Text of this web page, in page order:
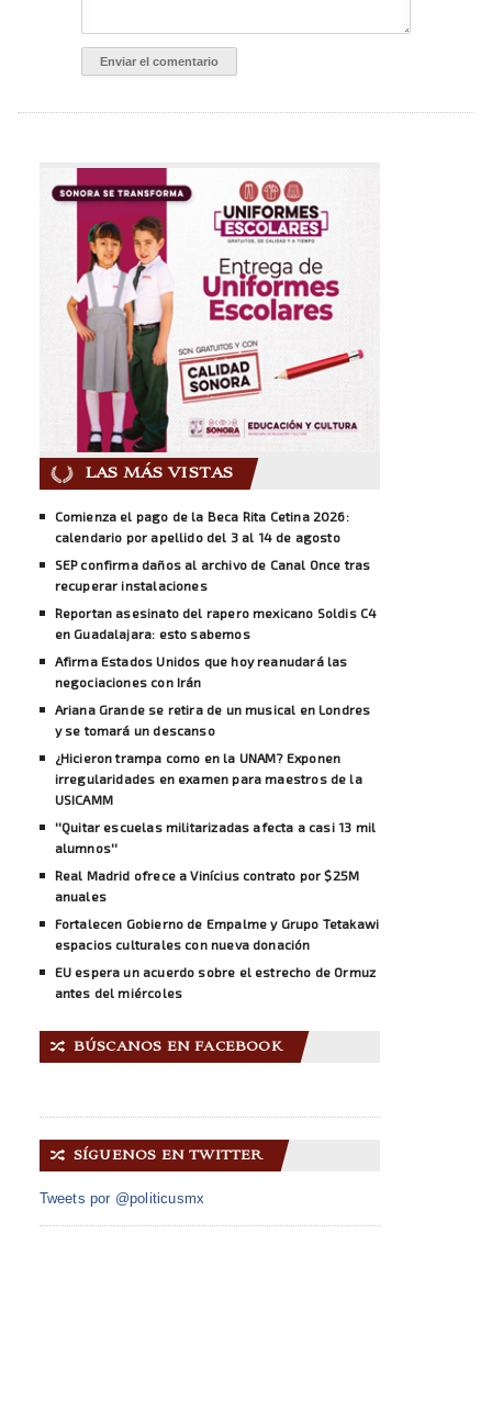
LAS MÁS VISTAS
Comienza el pago de la Beca Rita Cetina 2026:
calendario por apellido del 3 al 14 de agosto
SEP confirma daños al archivo de Canal Once tras
recuperar instalaciones
Reportan asesinato del rapero mexicano Soldis C4
en Guadalajara: esto sabemos
Afirma Estados Unidos que hoy reanudará las
negociaciones con Irán
Ariana Grande se retira de un musical en Londres
y se tomará un descanso
¿Hicieron trampa como en la UNAM? Exponen
irregularidades en examen para maestros de la
USICAMM
''Quitar escuelas militarizadas afecta a casi 13 mil
alumnos''
Real Madrid ofrece a Vinícius contrato por $25M
anuales
Fortalecen Gobierno de Empalme y Grupo Tetakawi
espacios culturales con nueva donación
EU espera un acuerdo sobre el estrecho de Ormuz
antes del miércoles
🔀 BÚSCANOS EN FACEBOOK
🔀 SÍGUENOS EN TWITTER
Tweets por @politicusmx